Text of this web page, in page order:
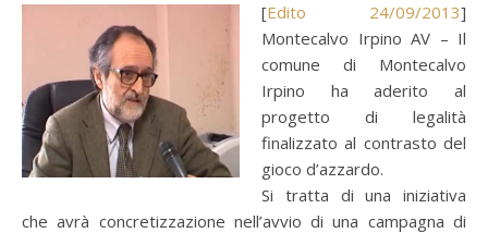
[ Edito 24/09/2013]
Montecalvo Irpino AV – Il
comune di Montecalvo
Irpino ha aderito al
progetto di legalità
finalizzato al contrasto del
gioco d’azzardo.
Si tratta di una iniziativa
che avrà concretizzazione nell’avvio di una campagna di